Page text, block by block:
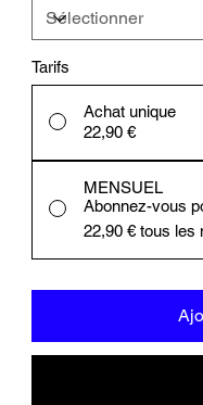
Tarifs
Achat unique
22,90 €
MENSUEL
Abonnez-vous
22,90 € tous les